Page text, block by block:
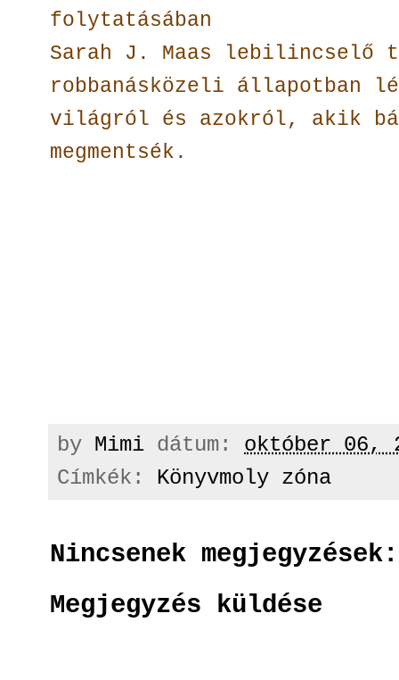
folytatásában
Sarah J. Maas lebilincselő
robbanásközeli állapotban
világról és azokról, akik
megmentsék.
by Mimi dátum: október 06,
Címkék: Könyvmoly zóna
Nincsenek megjegyzések:
Megjegyzés küldése